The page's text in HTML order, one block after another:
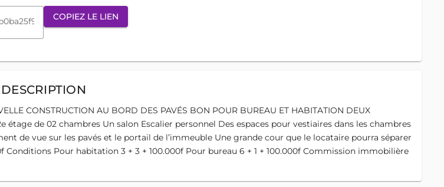
COPIEZ LE LIEN
DESCRIPTION
CONSTRUCTION AU BORD DES PAVÉS BON POUR BUREAU ET HABITATION DEUX
étage de 02 chambres Un salon Escalier personnel Des espaces pour vestiaires dans les chambres
de vue sur les pavés et le portail de l’immeuble Une grande cour que le locataire pourra séparer
Pour habitation 3 + 3 + 100.000f Pour bureau 6 + 1 + 100.000f Commission immobilière